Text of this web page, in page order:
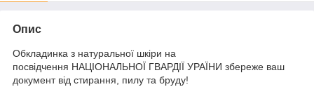
Опис
Обкладинка з натуральної шкіри на
посвідчення НАЦІОНАЛЬНОЇ ГВАРДІЇ УРАЇНИ збереже ваш
документ від стирання, пилу та бруду!